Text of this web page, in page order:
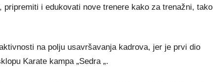
i edukovati nove trenere kako za trenažni, tako
na polju usavršavanja kadrova, jer je prvi dio
Karate kampa „Sedra „.